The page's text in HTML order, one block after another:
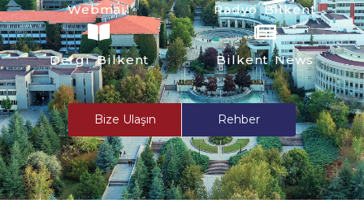
Webmail Radyo Bilkent
Dergi Bilkent Bilkent News
Bize Ulaşın Rehber